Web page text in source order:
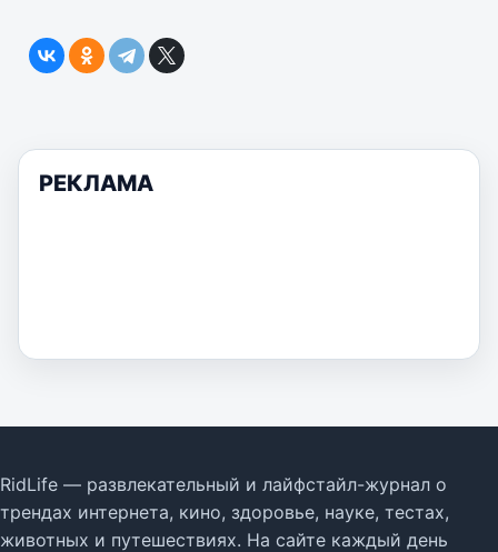
РЕКЛАМА
RidLife — развлекательный и лайфстайл-журнал о
трендах интернета, кино, здоровье, науке, тестах,
животных и путешествиях. На сайте каждый день